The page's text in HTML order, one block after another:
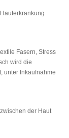
Fasern, Stress
wird die
unter Inkaufnahme
der Haut